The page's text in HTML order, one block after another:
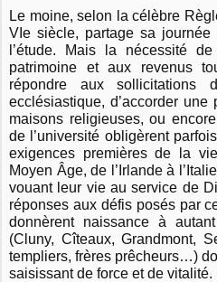
Le moine, selon la célèbre
VIe siècle, partage sa
l’étude. Mais la nécessité
patrimoine et aux revenus
répondre aux sollicitations
ecclésiastique, d’accorder
maisons religieuses, ou
de l’université obligèrent
exigences premières de la
Moyen Âge, de l’Irlande à
vouant leur vie au service de
réponses aux défis posés par
donnèrent naissance à
(Cluny, Cîteaux, Grandmont,
templiers, frères prêcheurs…)
saisissant de force et de vitalité.